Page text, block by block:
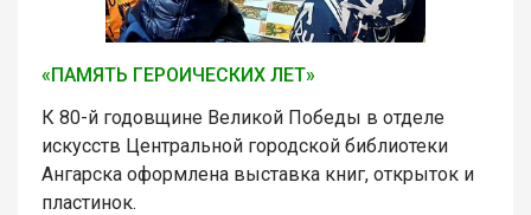
«ПАМЯТЬ ГЕРОИЧЕСКИХ ЛЕТ»
К 80-й годовщине Великой Победы в отделе
искусств Центральной городской библиотеки
Ангарска оформлена выставка книг, открыток и
пластинок.